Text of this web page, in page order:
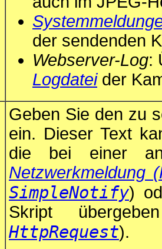
der sendenden
Webserver-Log:
Logdateider
Geben Sie den zu
ein. Dieser Text
die bei einer
Netzwerkmeldung
SimpleNotify)
Skript
HttpRequest).